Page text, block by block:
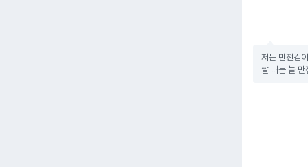
저는 만전김
쌀 때는 늘 만